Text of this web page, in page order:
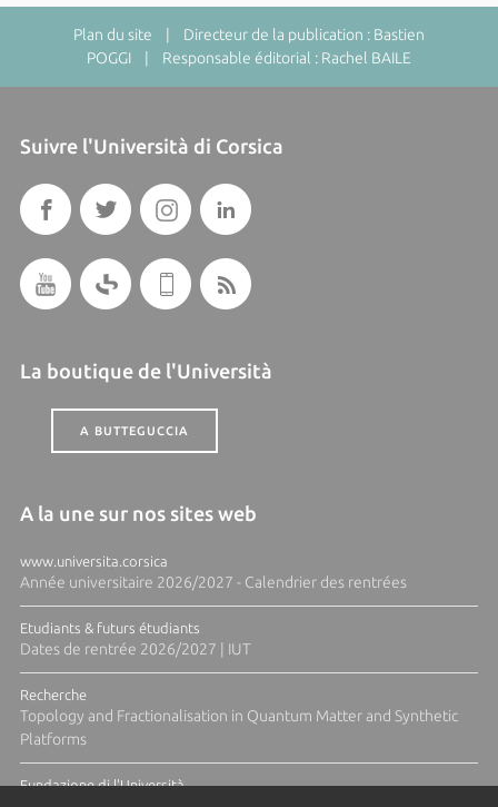
Plan du site | Directeur de la publication : Bastien
POGGI | Responsable éditorial : Rachel BAILE
Suivre l'Università di Corsica
La boutique de l'Università
A BUTTEGUCCIA
A la une sur nos sites web
www.universita.corsica
Année universitaire 2026/2027 - Calendrier des rentrées
Etudiants & futurs étudiants
Dates de rentrée 2026/2027 | IUT
Recherche
Topology and Fractionalisation in Quantum Matter and Synthetic
Platforms
Fundazione di l'Università